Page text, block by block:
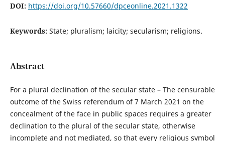
DOI: https://doi.org/10.57660/dpceonline.2021.1322
Keywords: State; pluralism; laicity; secularism; religions.
Abstract
For a plural declination of the secular state – The censurable
outcome of the Swiss referendum of 7 March 2021 on the
concealment of the face in public spaces requires a greater
declination to the plural of the secular state, otherwise
incomplete and not mediated, so that every religious symbol